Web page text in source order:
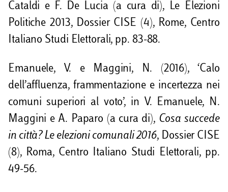
Cataldi e F. De Lucia (a cura di), Le Elezioni
Politiche 2013, Dossier CISE (4), Rome, Centro
Italiano Studi Elettorali, pp. 83-88.
Emanuele, V. e Maggini, N. (2016), ‘Calo
dell’affluenza, frammentazione e incertezza nei
comuni superiori al voto’, in V. Emanuele, N.
Maggini e A. Paparo (a cura di), Cosa succede
in città? Le elezioni comunali 2016, Dossier CISE
(8), Roma, Centro Italiano Studi Elettorali, pp.
49-56.